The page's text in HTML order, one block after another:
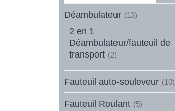
Déambulateur (13)
2 en 1
Déambulateur/fauteuil de
transport (2)
Fauteuil auto-souleveur (10)
Fauteuil Roulant (5)